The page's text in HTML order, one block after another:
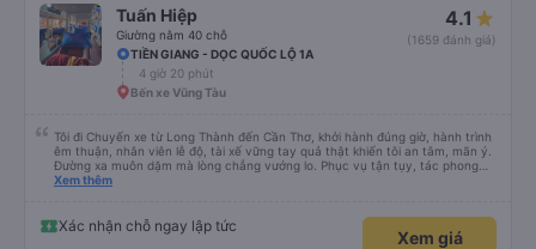
Tuấn Hiệp
Giường nằm 40 chỗ
4.1
(1659 đánh giá)
TIỀN GIANG - DỌC QUỐC LỘ 1A
4 giờ 20 phút
Bến xe Vũng Tàu
Tôi đi Chuyến xe từ Long Thành đến Cần Thơ, khởi hành đúng giờ, hành trình
êm thuận, nhân viên lễ độ, tài xế vững tay quả thật khiến tôi an tâm, mãn ý.
Đường xa muôn dặm mà lòng chẳng vướng lo. Phục vụ tận tụy, tác phong
nghiêm cẩn, hiếm thấy giữa thời buổi kim tiền vội vã. Xã hội loạn đạo. Xin gửi
Xem thêm
Xác nhận chỗ ngay lập tức
Xem giá